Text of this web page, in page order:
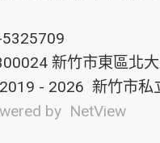
新竹市東區北
- 2026 新竹市私
by NetView